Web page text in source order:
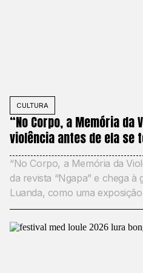
CULTURA
“No Corpo, a Memória da
violência antes de ela se
“No Corpo, a Memória da
da revista “Ngapa” e chega à
Luanda, como uma